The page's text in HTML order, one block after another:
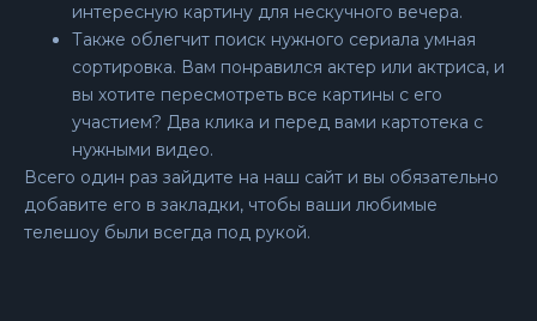
интересную картину для нескучного вечера.
Также облегчит поиск нужного сериала умная
сортировка. Вам понравился актер или актриса, и
вы хотите пересмотреть все картины с его
участием? Два клика и перед вами картотека с
нужными видео.
Всего один раз зайдите на наш сайт и вы обязательно
добавите его в закладки, чтобы ваши любимые
телешоу были всегда под рукой.